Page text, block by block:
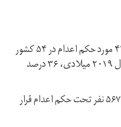
عفو بین‌الملل می‌گوید مجموعا هزار و ۴۴۷ مورد حکم اعدام در ۵۴ کشور
طی سال ۲۰۲۰ صادر شد که نسبت به سال ۲۰۱۹ میلادی، ۳۶ درصد
در پایان سال ۲۰۲۰، دست‌کم ۲۸ هزار و ۵۶۷ نفر تحت حکم اعدام قرار